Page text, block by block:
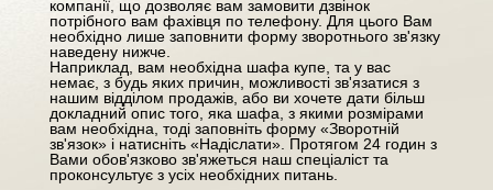
компанії, що дозволяє вам замовити дзвінок
потрібного вам фахівця по телефону. Для цього Вам
необхідно лише заповнити форму зворотнього зв'язку
наведену нижче.
Наприклад, вам необхідна шафа купе, та у вас
немає, з будь яких причин, можливості зв'язатися з
нашим відділом продажів, або ви хочете дати більш
докладний опис того, яка шафа, з якими розмірами
вам необхідна, тоді заповніть форму «Зворотній
зв'язок» і натисніть «Надіслати». Протягом 24 годин з
Вами обов'язково зв'яжеться наш спеціаліст та
проконсультує з усіх необхідних питань.